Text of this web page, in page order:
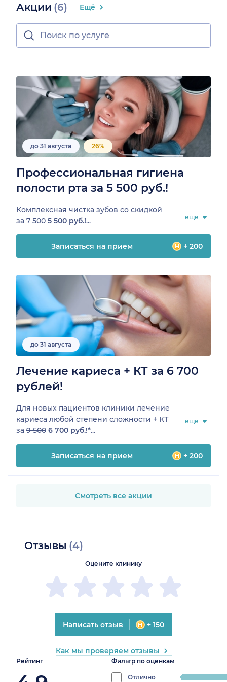
Акции (6) Ещё
до 31 августа 26%
Профессиональная гигиена
полости рта за 5 500 руб.!
Комплексная чистка зубов со скидкой
за 7 500 5 500 руб.!... еще
Записаться на прием + 200
до 31 августа
Лечение кариеса + КТ за 6 700
рублей!
Для новых пациентов клиники лечение
кариеса любой степени сложности + КТ
за 9 500 6 700 руб.!*...
еще
Записаться на прием + 200
Смотреть все акции
Отзывы (4)
Рейтинг Фильтр по оценкам
Отлично
progress:
Оцените клинику
Написать отзыв + 150
Как мы проверяем отзывы